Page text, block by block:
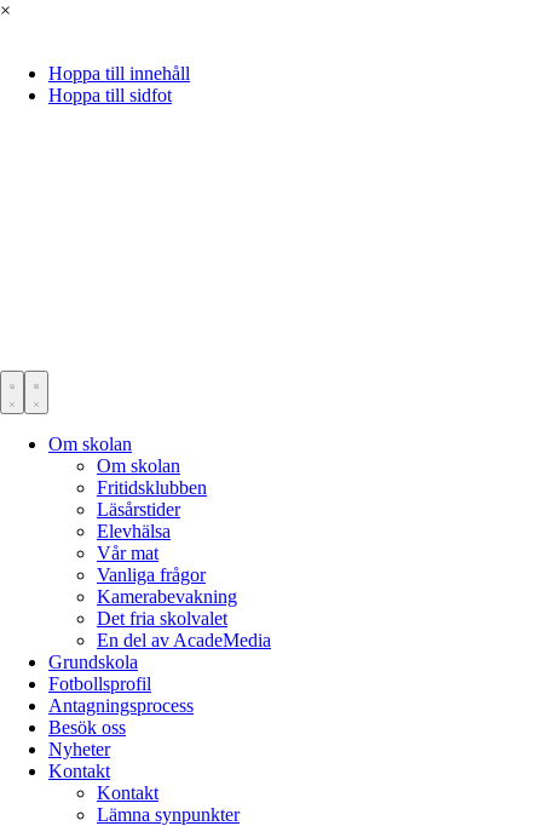
×
Hoppa till innehåll
Hoppa till sidfot
Om skolan
Om skolan
Fritidsklubben
Läsårstider
Elevhälsa
Vår mat
Vanliga frågor
Kamerabevakning
Det fria skolvalet
En del av AcadeMedia
Grundskola
Fotbollsprofil
Antagningsprocess
Besök oss
Nyheter
Kontakt
Kontakt
Lämna synpunkter